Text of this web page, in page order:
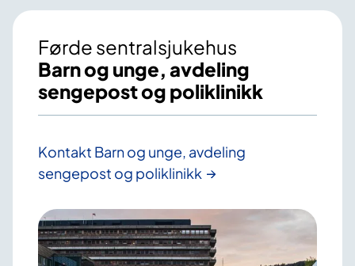
Førde sentralsjukehus
Barn og unge, avdeling
sengepost og poliklinikk
Kontakt Barn og unge, avdeling
sengepost og poliklinikk